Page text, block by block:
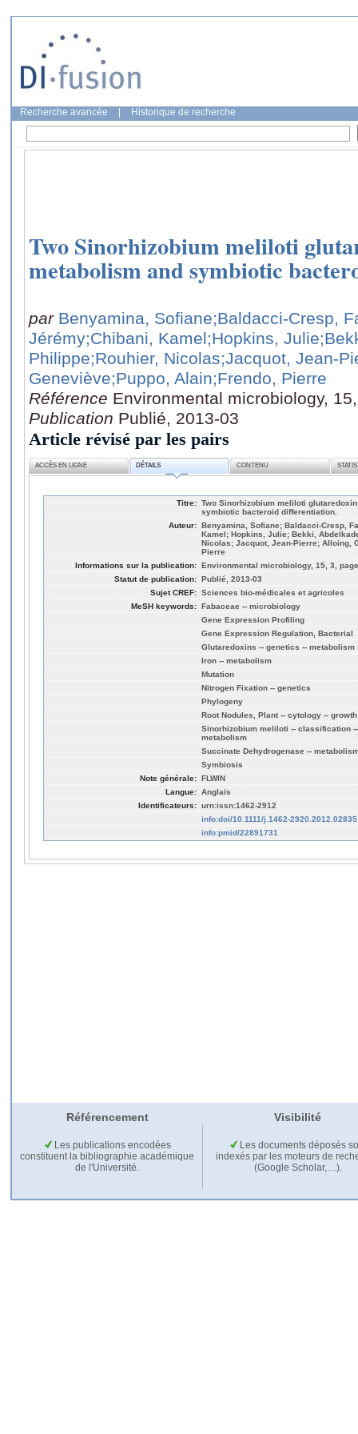
Recherche avancée Historique de recherche
Two Sinorhizobium meliloti
metabolism and symbiotic
par Benyamina, Sofiane;Baldacci-Cresp,
Jérémy;Chibani, Kamel;Hopkins, Julie
Philippe;Rouhier, Nicolas;Jacquot, Jean-
Geneviève;Puppo, Alain;Frendo, Pierre
Référence Environmental microbiology,
Publication Publié, 2013-03
Article révisé par les pairs
ACCÈS EN LIGNE DÉTAILS CONTENU
Titre: Two Sinorhizobium meliloti
symbiotic bacteroid differentiation.
Auteur: Benyamina, Sofiane; Baldacci-Cresp,
Kamel; Hopkins, Julie; Bekki,
Nicolas; Jacquot, Jean-Pierre; Alloing,
Pierre
Informations sur la publication: Environmental microbiology, 15, 3,
Statut de publication: Publié, 2013-03
Sujet CREF: Sciences bio-médicales et agricoles
MeSH keywords: Fabaceae -- microbiology
Gene Expression Profiling
Gene Expression Regulation, Bacterial
Glutaredoxins -- genetics -- metabolism
Iron -- metabolism
Mutation
Nitrogen Fixation -- genetics
Phylogeny
Root Nodules, Plant -- cytology --
Sinorhizobium meliloti -- classification
metabolism
Succinate Dehydrogenase --
Symbiosis
Note générale: FLWIN
Langue: Anglais
Identificateurs: urn:issn:1462-2912
info:doi/10.1111/j.1462-
info:pmid/22891731
Référencement Visibilité
Les publications encodées
constituent la bibliographie académique
de l'Université.
Les documents déposés
indexés par les moteurs de
(Google Scholar,…).